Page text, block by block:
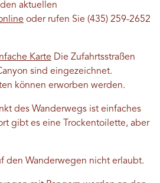
aktuellen
oder rufen Sie (435) 259-2652
Karte Die Zufahrtsstraßen
sind eingezeichnet.
können erworben werden.
des Wanderwegs ist einfaches
gibt es eine Trockentoilette, aber
den Wanderwegen nicht erlaubt.